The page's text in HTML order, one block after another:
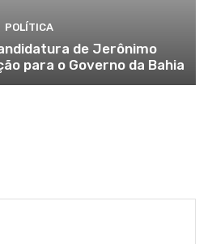
POLÍTICA
de Jerônimo
para o Governo da Bahia